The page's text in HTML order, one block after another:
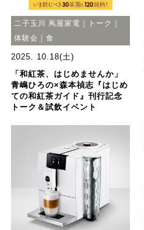
二子玉川 蔦屋家電｜トーク｜
体験会｜食
2025. 10.18(土)
「和紅茶、はじめませんか」
青嶋ひろの×森本禎志『はじめ
ての和紅茶ガイド』刊行記念
トーク＆試飲イベント